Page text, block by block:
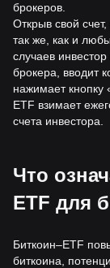
брокеров.
Открыв свой
так же, как и
случаев
брокера, вводит
нажимает кнопку
ETF взимает
счета инвестора.
Что
ETF для
Биткоин–ETF
биткоина,